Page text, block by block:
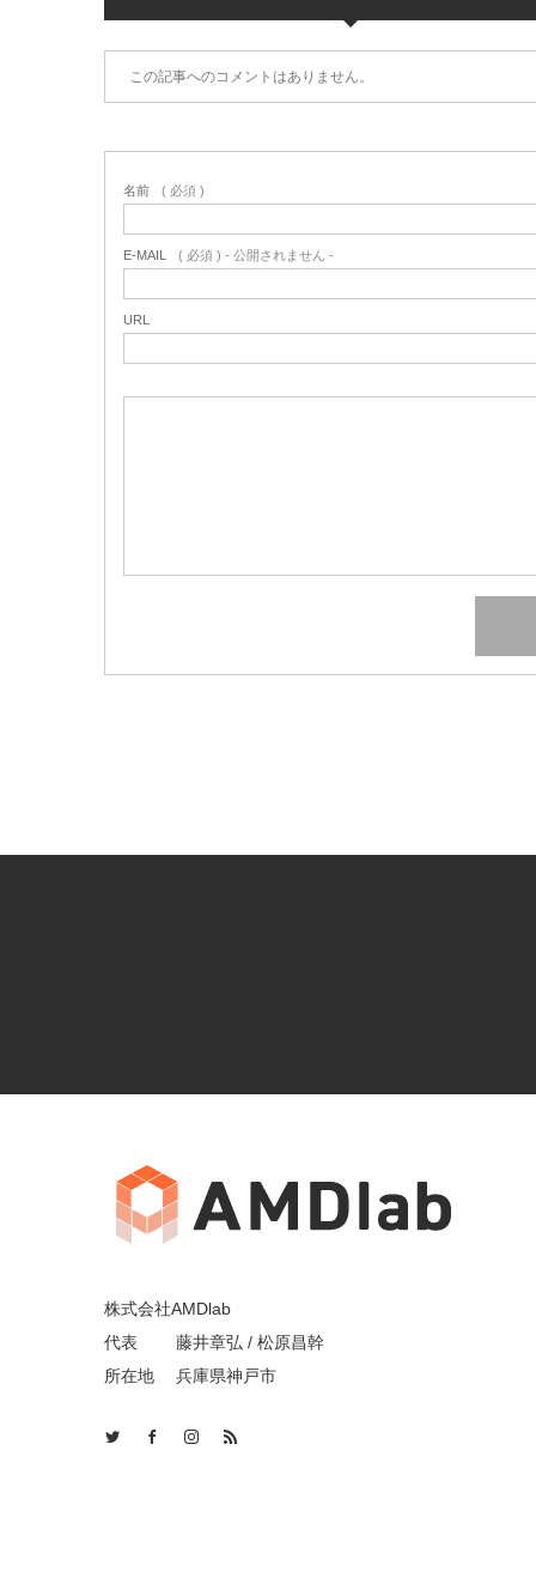
この記事へのコメントはありません。
名前 ( 必須 )
E-MAIL ( 必須 ) - 公開されません -
URL
株式会社AMDlab
代表 藤井章弘 / 松原昌幹
所在地 兵庫県神戸市